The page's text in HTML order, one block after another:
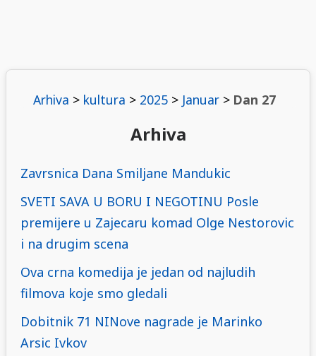
Arhiva > kultura > 2025> Januar> Dan 27
Arhiva
Zavrsnica Dana Smiljane Mandukic
SVETI SAVA U BORU I NEGOTINU Posle
premijere u Zajecaru komad Olge Nestorovic
i na drugim scena
Ova crna komedija je jedan od najludih
filmova koje smo gledali
Dobitnik 71 NINove nagrade je Marinko
Arsic Ivkov